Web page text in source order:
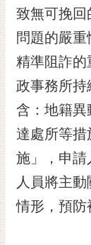
報
市
民
信
箱
English
日
本
隱
致無可挽回
問題的嚴重
精準阻詐的
政事務所持
含：地籍異
達處所等措
施」，申請
人員將主
情形，預防